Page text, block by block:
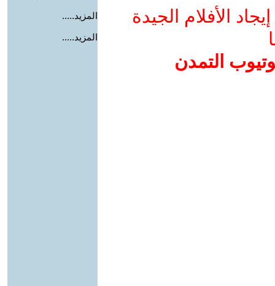
الأفلام الجيدة
التمدن
المزيد.....
المزيد.....